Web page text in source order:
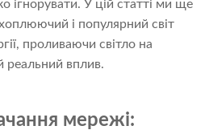
ігнорувати. У цій статті ми ще
і популярний світ
проливаючи світло на
реальний вплив.
мережі: